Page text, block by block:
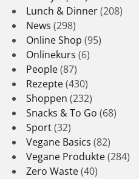
Lunch & Dinner(208)
News (298)
Online Shop (95)
Onlinekurs (6)
People(87)
Rezepte(430)
Shoppen (232)
Snacks & To Go (68)
Sport(32)
Vegane Basics (82)
Vegane Produkte(284)
Zero Waste(40)